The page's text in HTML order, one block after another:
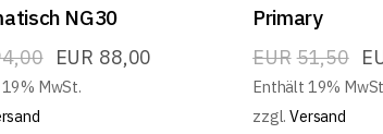
NG30
EUR 88,00
MwSt.
Primary
EUR 51,50
Enthält 19%
zzgl.Versand